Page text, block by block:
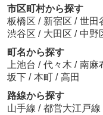
市区町村から探す
板橋区 / 新宿区 / 世田
渋谷区 / 大田区 / 中野
町名から探す
上池台 / 代々木 / 南麻
坂下 / 本町 / 高田
路線から探す
山手線 / 都営大江戸線